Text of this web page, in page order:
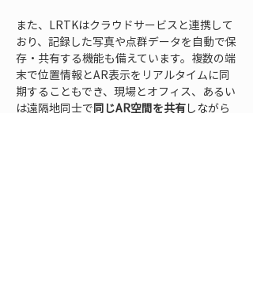
また、LRTKはクラウドサービスと連携して
おり、記録した写真や点群データを自動で保
存・共有する機能も備えています。複数の端
末で位置情報とAR表示をリアルタイムに同
期することもでき、現場とオフィス、あるい
は遠隔地同士で同じAR空間を共有しながら